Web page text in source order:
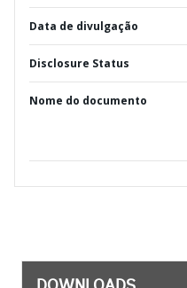
Data de divulgação
Disclosure Status
Nome do documento